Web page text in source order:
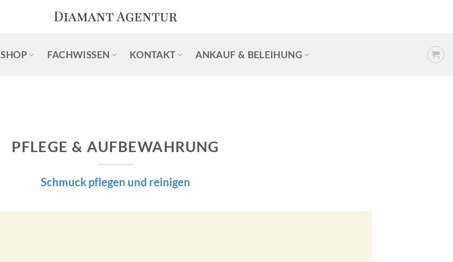
SHOP FACHWISSEN KONTAKT ANKAUF & BELEIHUNG
PFLEGE & AUFBEWAHRUNG
Schmuck pflegen und reinigen